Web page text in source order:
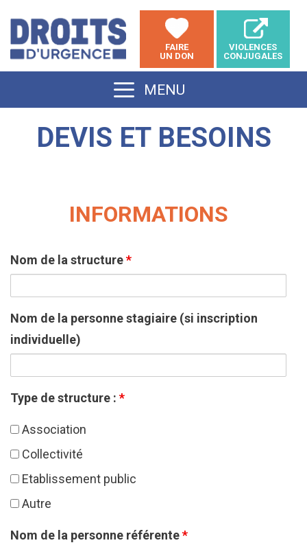
contenu
FAIRE
UN DON
VIOLENCES
CONJUGALES
MENU
DEVIS ET BESOINS
INFORMATIONS
Nom de la structure*
Nom de la personne stagiaire (si inscription
individuelle)
Type de structure : *
Association
Collectivité
Etablissement public
Autre
Nom de la personne référente*